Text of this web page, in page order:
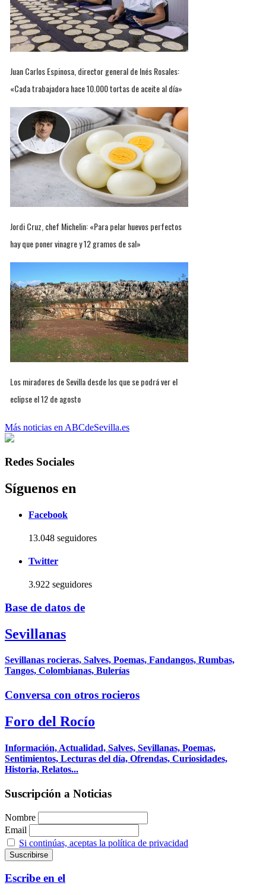
Juan Carlos Espinosa, director general de Inés Rosales:
«Cada trabajadora hace 10.000 tortas de aceite al día»
Jordi Cruz, chef Michelin: «Para pelar huevos perfectos
hay que poner vinagre y 12 gramos de sal»
Los miradores de Sevilla desde los que se podrá ver el
eclipse el 12 de agosto
Más noticias en ABCdeSevilla.es
Redes Sociales
Síguenos en
Facebook
13.048 seguidores
Twitter
3.922 seguidores
Base de datos de
Sevillanas
Sevillanas rocieras, Salves, Poemas, Fandangos, Rumbas,
Tangos, Colombianas, Bulerías
Conversa con otros rocieros
Foro del Rocío
Información, Actualidad, Salves, Sevillanas, Poemas,
Sentimientos, Lecturas del día, Ofrendas, Curiosidades,
Historia, Relatos...
Suscripción a Noticias
Nombre
Email
Si continúas, aceptas la política de privacidad
Escribe en el